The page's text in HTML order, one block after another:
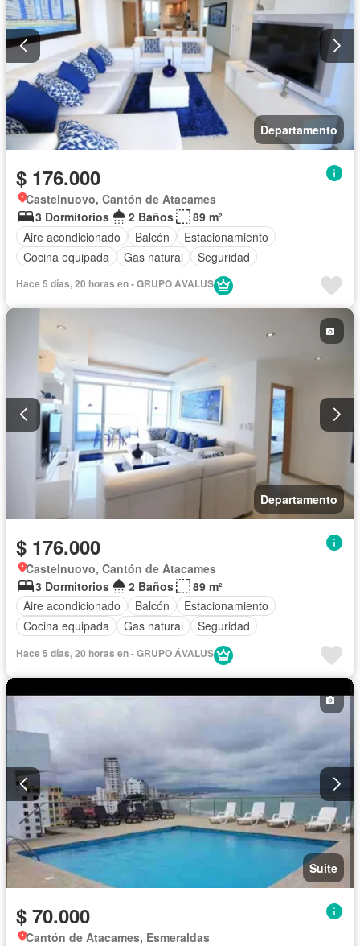
Departamento
$ 176.000
Castelnuovo, Cantón de Atacames
3 Dormitorios
2 Baños
89 m²
Aire acondicionado
Balcón
Estacionamiento
Cocina equipada
Gas natural Seguridad
Hace 5 días, 20 horas en - GRUPO ÁVALUS
Departamento
$ 176.000
Castelnuovo, Cantón de Atacames
3 Dormitorios
2 Baños
89 m²
Aire acondicionado
Balcón
Estacionamiento
Cocina equipada
Gas natural Seguridad
Hace 5 días, 20 horas en - GRUPO ÁVALUS
Suite
$ 70.000
Cantón de Atacames, Esmeraldas